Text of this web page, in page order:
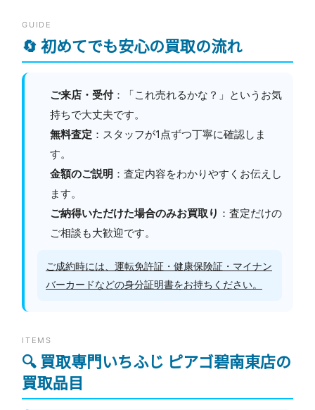
GUIDE
🔄 初めてでも安心の買取の流れ
ご来店・受付：「これ売れるかな？」というお気
持ちで大丈夫です。
無料査定 ：スタッフが1点ずつ丁寧に確認しま
す。
金額のご説明 ：査定内容をわかりやすくお伝えし
ます。
ご納得いただけた場合のみお買取り ：査定だけの
ご相談も大歓迎です。
ご成約時には、運転免許証・健康保険証・マイナン
バーカードなどの身分証明書をお持ちください。
ITEMS
🔍 買取専門いちふじ ピアゴ碧南東店の
買取品目